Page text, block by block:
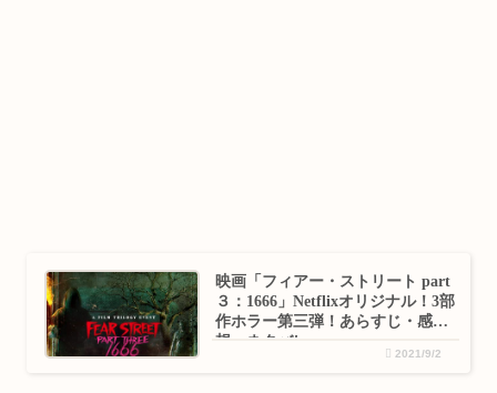
映画「フィアー・ストリート part
３：1666」Netflixオリジナル！3部
作ホラー第三弾！あらすじ・感
想・ネタバレ
2021/9/2